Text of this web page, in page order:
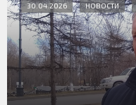
30.04.2026 НОВОСТИ